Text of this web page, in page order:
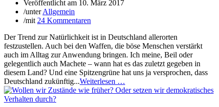
Veröffentlicht am 10. März 2017
/unterAllgemein
/mit 24 Kommentaren
Der Trend zur Natürlichkeit ist in Deutschland allerorten
festzustellen. Auch bei den Waffen, die böse Menschen verstärkt
auch im Alltag zur Anwendung bringen. Ich meine, Beil oder
gelegentlich auch Machete – wann hat es das zuletzt gegeben in
diesem Land? Und eine Spitzengrüne hat uns ja versprochen, dass
Deutschland zukünftig...Weiterlesen …